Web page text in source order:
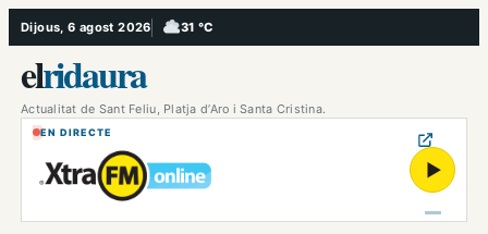
Vés
al
contingut
Dijous, 6 agost 2026 31 °C
, Ennuvolat
elridaura
Actualitat de Sant Feliu, Platja d’Aro i Santa Cristina.
EN DIRECTE
▶